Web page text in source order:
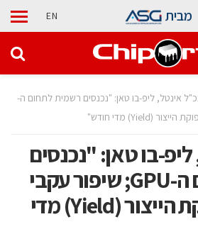
מבית EN
אינטל, ליפ-בו טאן: "נכנסים רשמית לתחום ה-
בו טאן: "נכנסים
רשמית לתחום ה-GPU; שיפור עקבי
של 8% בתפוקת הייצור (Yield) מדי